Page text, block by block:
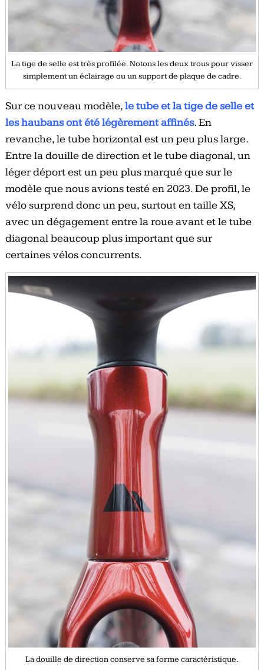
La tige de selle est très profilée. Notons les deux trous pour visser
simplement un éclairage ou un support de plaque de cadre.
Sur ce nouveau modèle,le tube et la tige de selle et
les haubans ont été légèrement affinés. En
revanche, le tube horizontal est un peu plus large.
Entre la douille de direction et le tube diagonal, un
léger déport est un peu plus marqué que sur le
modèle que nous avions testé en 2023. De profil, le
vélo surprend donc un peu, surtout en taille XS,
avec un dégagement entre la roue avant et le tube
diagonal beaucoup plus important que sur
certaines vélos concurrents.
La douille de direction conserve sa forme caractéristique.